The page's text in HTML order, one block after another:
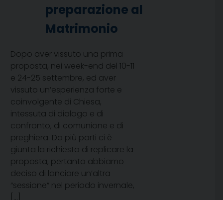
preparazione al
Matrimonio
Dopo aver vissuto una prima
proposta, nei week-end del 10-11
e 24-25 settembre, ed aver
vissuto un’esperienza forte e
coinvolgente di Chiesa,
intessuta di dialogo e di
confronto, di comunione e di
preghiera. Da più parti ci è
giunta la richiesta di replicare la
proposta, pertanto abbiamo
deciso di lanciare un’altra
“sessione” nel periodo invernale,
[…]